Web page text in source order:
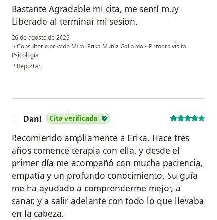
Bastante Agradable mi cita, me sentí muy
Liberado al terminar mi sesion.
26 de agosto de 2025
• Consultorio privado Mtra. Erika Muñiz Gallardo • Primera visita
Psicología
• en opinión del usuario A.R
Reportar
Dani Cita verificada
Recomiendo ampliamente a Erika. Hace tres
años comencé terapia con ella, y desde el
primer día me acompañó con mucha paciencia,
empatía y un profundo conocimiento. Su guía
me ha ayudado a comprenderme mejor, a
sanar, y a salir adelante con todo lo que llevaba
en la cabeza.